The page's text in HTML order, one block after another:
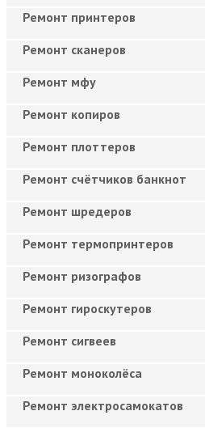
Ремонт принтеров
Ремонт сканеров
Ремонт мфу
Ремонт копиров
Ремонт плоттеров
Ремонт счётчиков банкнот
Ремонт шредеров
Ремонт термопринтеров
Ремонт ризографов
Ремонт гироскутеров
Ремонт сигвеев
Ремонт моноколёса
Ремонт электросамокатов